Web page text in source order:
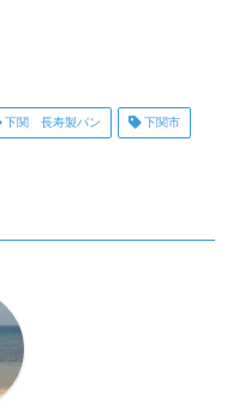
下関 長寿製パン 下関市